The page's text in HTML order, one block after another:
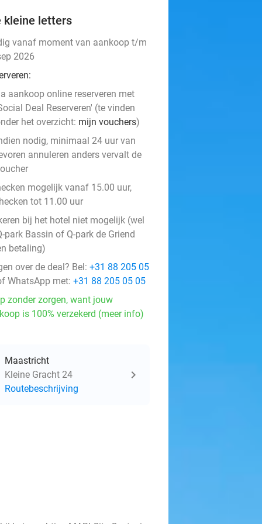
kleine letters
vanaf moment van aankoop t/m
2026
aankoop online reserveren met
Deal Reserveren' (te vinden
het overzicht: mijn vouchers)
nodig, minimaal 24 uur van
annuleren anders vervalt de
mogelijk vanaf 15.00 uur,
tot 11.00 uur
bij het hotel niet mogelijk (wel
park Bassin of Q-park de Griend
betaling)
over de deal? Bel: +31 88 205 05
WhatsApp met: +31 88 205 05 05
zonder zorgen, want jouw
is 100% verzekerd (meer info)
Maastricht
Kleine Gracht 24
Routebeschrijving